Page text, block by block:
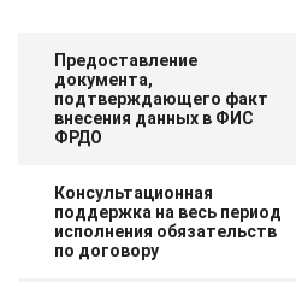
Предоставление
документа,
подтверждающего факт
внесения данных в ФИС
ФРДО
Консультационная
поддержка на весь период
исполнения обязательств
по договору